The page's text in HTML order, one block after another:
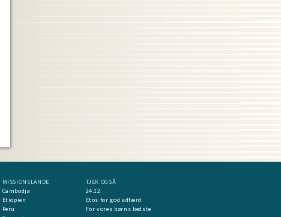
MISSIONSLANDE
Cambodja
Etiopien
Peru
TJEK OGSÅ
24:12
Etos for god adfærd
For vores børns bedste